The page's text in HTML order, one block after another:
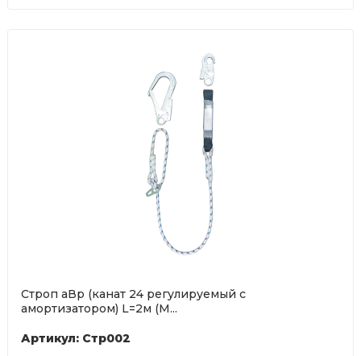
Строп аВр (канат 24 регулируемый с
амортизатором) L=2м (М...
Артикул: Стр002